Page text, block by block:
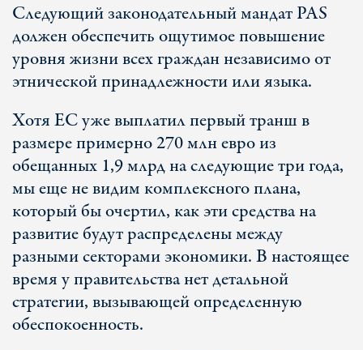
Следующий законодательный мандат PAS
должен обеспечить ощутимое повышение
уровня жизни всех граждан независимо от
этнической принадлежности или языка.
Хотя ЕС уже выплатил первый транш в
размере примерно 270 млн евро из
обещанных 1,9 млрд на следующие три года,
мы еще не видим комплексного плана,
который бы очертил, как эти средства на
развитие будут распределены между
разными секторами экономики. В настоящее
время у правительства нет детальной
стратегии, вызывающей определенную
обеспокоенность.